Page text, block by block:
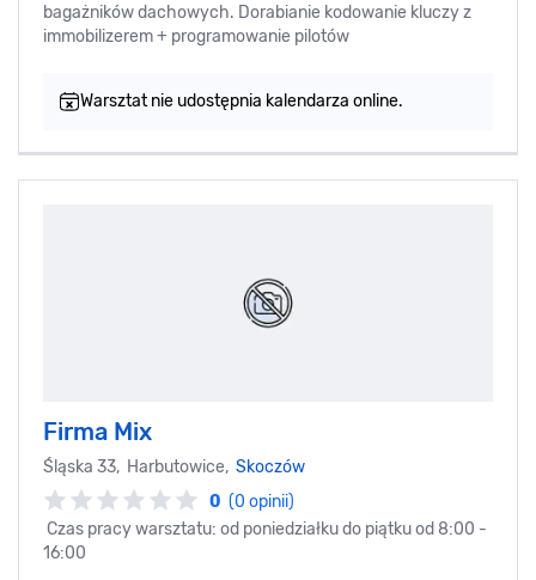
bagażników dachowych. Dorabianie kodowanie kluczy z
immobilizerem + programowanie pilotów
Warsztat nie udostępnia kalendarza online.
Firma Mix
Śląska 33, Harbutowice, Skoczów
0 (0 opinii)
Czas pracy warsztatu: od poniedziałku do piątku od 8:00 -
16:00